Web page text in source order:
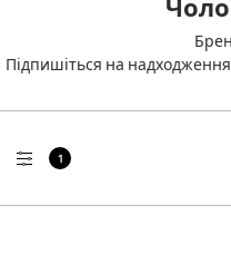
Підпишіться на надходження
1